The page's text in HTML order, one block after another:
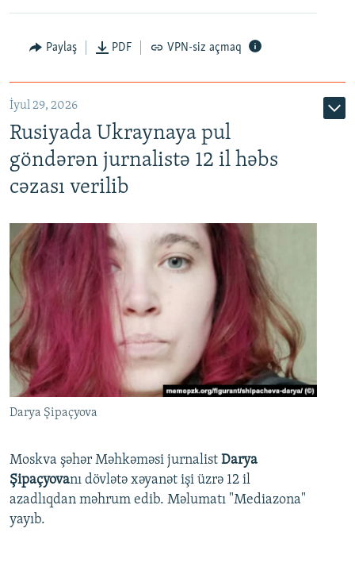
Paylaş PDF VPN-siz açmaq
İyul 29, 2026
Rusiyada Ukraynaya pul
göndərən jurnalistə 12 il həbs
cəzası verilib
Darya Şipaçyova
Moskva şəhər Məhkəməsi jurnalist Darya
Şipaçyovanı dövlətə xəyanət işi üzrə 12 il
azadlıqdan məhrum edib. Məlumatı "Mediazona"
yayıb.